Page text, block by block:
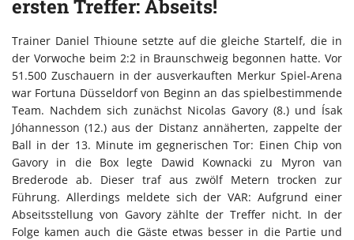
ersten Treffer: Abseits!
Trainer Daniel Thioune setzte auf die gleiche Startelf, die in
der Vorwoche beim 2:2 in Braunschweig begonnen hatte. Vor
51.500 Zuschauern in der ausverkauften Merkur Spiel-Arena
war Fortuna Düsseldorf von Beginn an das spielbestimmende
Team. Nachdem sich zunächst Nicolas Gavory (8.) und Ísak
Jóhannesson (12.) aus der Distanz annäherten, zappelte der
Ball in der 13. Minute im gegnerischen Tor: Einen Chip von
Gavory in die Box legte Dawid Kownacki zu Myron van
Brederode ab. Dieser traf aus zwölf Metern trocken zur
Führung. Allerdings meldete sich der VAR: Aufgrund einer
Abseitsstellung von Gavory zählte der Treffer nicht. In der
Folge kamen auch die Gäste etwas besser in die Partie und